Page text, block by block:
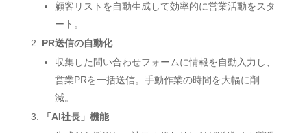
顧客リストを自動生成して効率的に営業活動をスタ
ート。
PR送信の自動化
収集した問い合わせフォームに情報を自動入力し、
営業PRを一括送信。手動作業の時間を大幅に削
減。
「AI社長」機能